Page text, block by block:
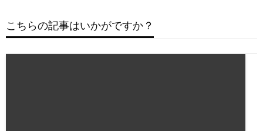
ー
こちらの記事はいかがですか？